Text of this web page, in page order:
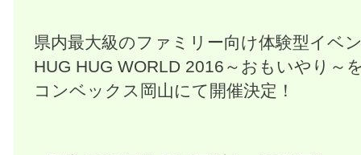
県内最大級のファミリー向け体験型イベ
HUG HUG WORLD 2016～おもいやり～
コンベックス岡山にて開催決定！